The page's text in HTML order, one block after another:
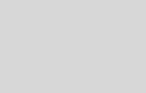
รดังกล่าวเพื่อ
การทางกฎหมาย
นการตรวจสอบ
กำกับดูแลกิจการ
หน่วยงานที่